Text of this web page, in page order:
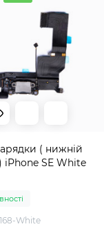
( нижній
SE White
White